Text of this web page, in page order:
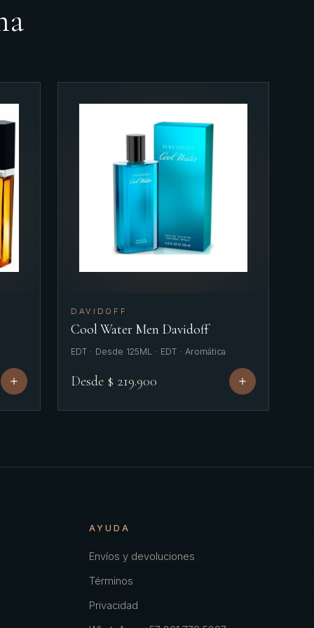
DAVIDOFF
Cool Water Men Davidoff
EDT · Desde 125ML · EDT · Aromática
Desde $ 219.900
AYUDA
Envíos y devoluciones
Términos
Privacidad